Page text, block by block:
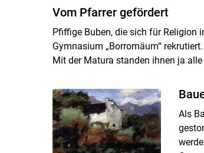
Vom Pfarrer gefördert
Pfiffige Buben, die sich für Religion
Gymnasium „Borromäum“
Mit der Matura standen ihnen ja
Als